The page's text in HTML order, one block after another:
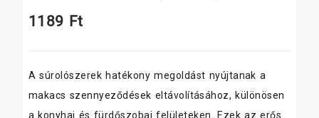
1189 Ft
A súrolószerek hatékony megoldást nyújtanak a
makacs szennyeződések eltávolításához, különösen
a konyhai és fürdőszobai felületeken. Ezek az erős